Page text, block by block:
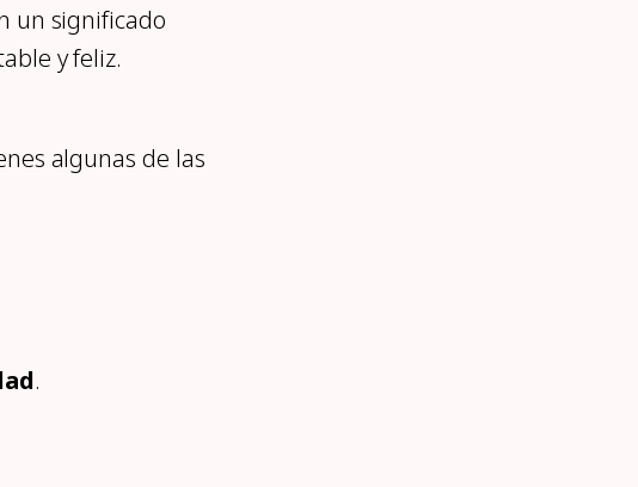
un significado
y feliz.
algunas de las
.